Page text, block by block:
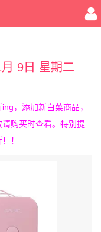
月 9日 星期二
，添加新白菜商品，
购买时查看。特别提
！